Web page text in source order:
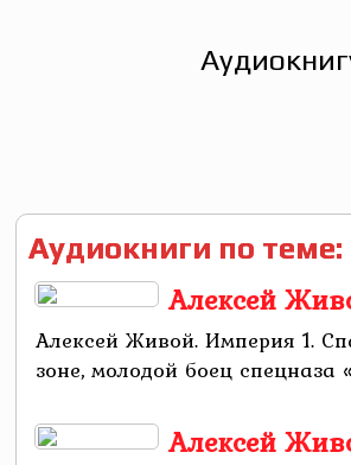
Аудиокниги по теме:
Алексей
Алексей Живой. Империя 1.
зоне, молодой боец спецназа
Алексей